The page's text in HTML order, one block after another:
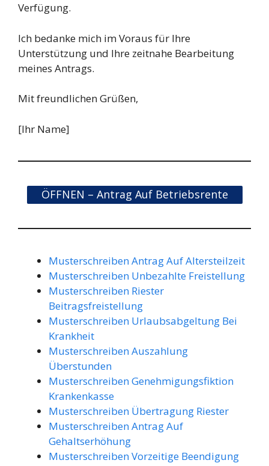
Verfügung.
Ich bedanke mich im Voraus für Ihre
Unterstützung und Ihre zeitnahe Bearbeitung
meines Antrags.
Mit freundlichen Grüßen,
[Ihr Name]
ÖFFNEN – Antrag Auf Betriebsrente
Musterschreiben Antrag Auf Altersteilzeit
Musterschreiben Unbezahlte Freistellung
Musterschreiben Riester
Beitragsfreistellung
Musterschreiben Urlaubsabgeltung Bei
Krankheit
Musterschreiben Auszahlung
Überstunden
Musterschreiben Genehmigungsfiktion
Krankenkasse
Musterschreiben Übertragung Riester
Musterschreiben Antrag Auf
Gehaltserhöhung
Musterschreiben Vorzeitige Beendigung